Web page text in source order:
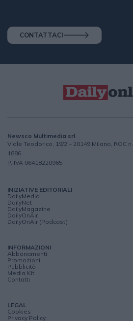
CONTATTACI
Newsco Multimedia srl
Viale Teodorico, 19/2 – 20149 Milano, ROC n.
1886
P. IVA 06418220965
INIZIATIVE EDITORIALI
DailyMedia
DailyNet
DailyMagazine
DailyOnAir
DailyOnAir (Podcast)
INFORMAZIONI
Abbonamenti
Promozioni
Pubblicità
Media Kit
Contatti
LEGAL
Cookies
Privacy Policy